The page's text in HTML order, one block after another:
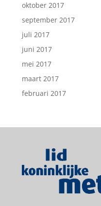
oktober 2017
september 2017
juli 2017
juni 2017
mei 2017
maart 2017
februari 2017